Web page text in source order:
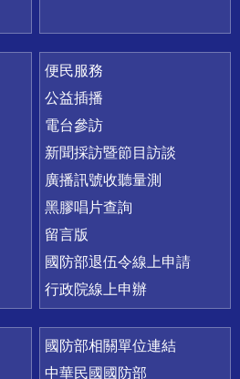
便民服務
公益插播
電台參訪
新聞採訪暨節目訪談
廣播訊號收聽量測
黑膠唱片查詢
留言版
國防部退伍令線上申請
行政院線上申辦
國防部相關單位連結
中華民國國防部